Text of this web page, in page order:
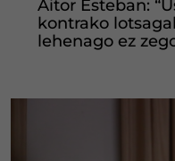
Aitor Esteban:
kontrako
lehenago ez